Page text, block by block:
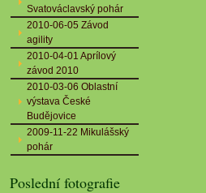
Svatováclavský pohár
2010-06-05 Závod
agility
2010-04-01 Aprílový
závod 2010
2010-03-06 Oblastní
výstava České
Budějovice
2009-11-22 Mikulášský
pohár
Poslední fotografie